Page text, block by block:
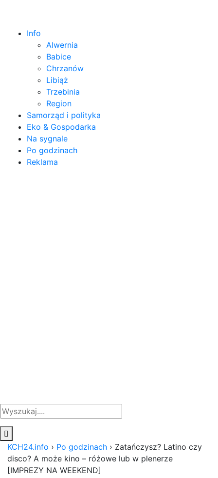
Info
Alwernia
Babice
Chrzanów
Libiąż
Trzebinia
Region
Samorząd i polityka
Eko & Gospodarka
Na sygnale
Po godzinach
Reklama
KCH24.info › Po godzinach › Zatańczysz? Latino czy
disco? A może kino – różowe lub w plenerze
[IMPREZY NA WEEKEND]